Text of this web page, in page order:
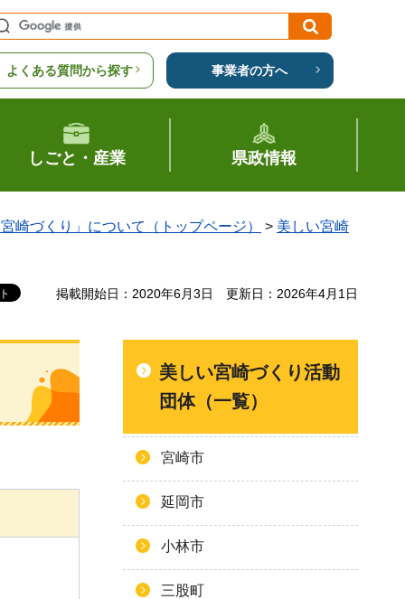
よくある質問から探す 事業者の方へ
しごと・産業 県政情報
宮崎づくり」について（トップページ） > 美しい宮崎
掲載開始日：2020年6月3日 更新日：2026年4月1日
美しい宮崎づくり活動
団体（一覧）
宮崎市
延岡市
小林市
三股町